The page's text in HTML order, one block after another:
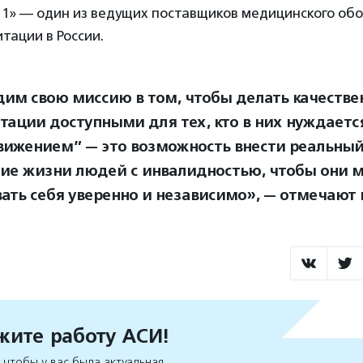
— один из ведущих поставщиков медицинского
в России.
свою миссию в том, чтобы делать
доступными для тех, кто в них
— это возможность внести
жизни людей с инвалидностью, чтобы они
себя уверенно и независимо», — отмечают
работу АСИ!